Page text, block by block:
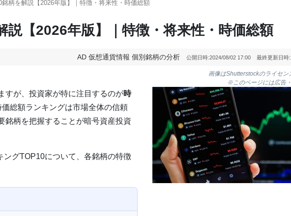
柄を解説【2026年版】｜特徴・将来性・時価総額
説【2026年版】｜特徴・将来性・時価総額
AD 仮想通貨情報 個別銘柄の分析 公開日時:2024/08/02 17:00 最終更新日時:
画像はShutterstockのライセン
※このページには広告
すが、投資家が特に注目するのが時
総額ランキングは市場全体の信頼
銘柄を把握することが暗号資産投資
グTOP10について、各銘柄の特徴